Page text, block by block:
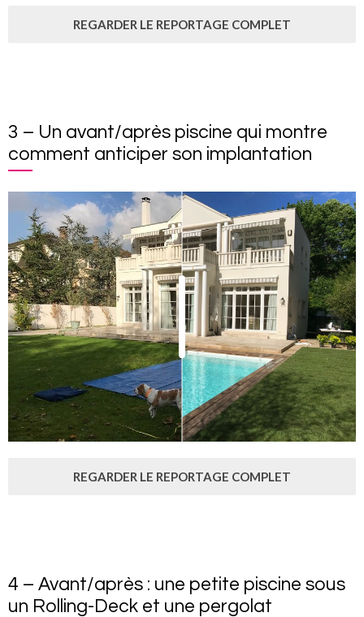
REGARDER LE REPORTAGE COMPLET
3 – Un avant/après piscine qui montre
comment anticiper son implantation
REGARDER LE REPORTAGE COMPLET
4 – Avant/après : une petite piscine sous
un Rolling-Deck et une pergolat